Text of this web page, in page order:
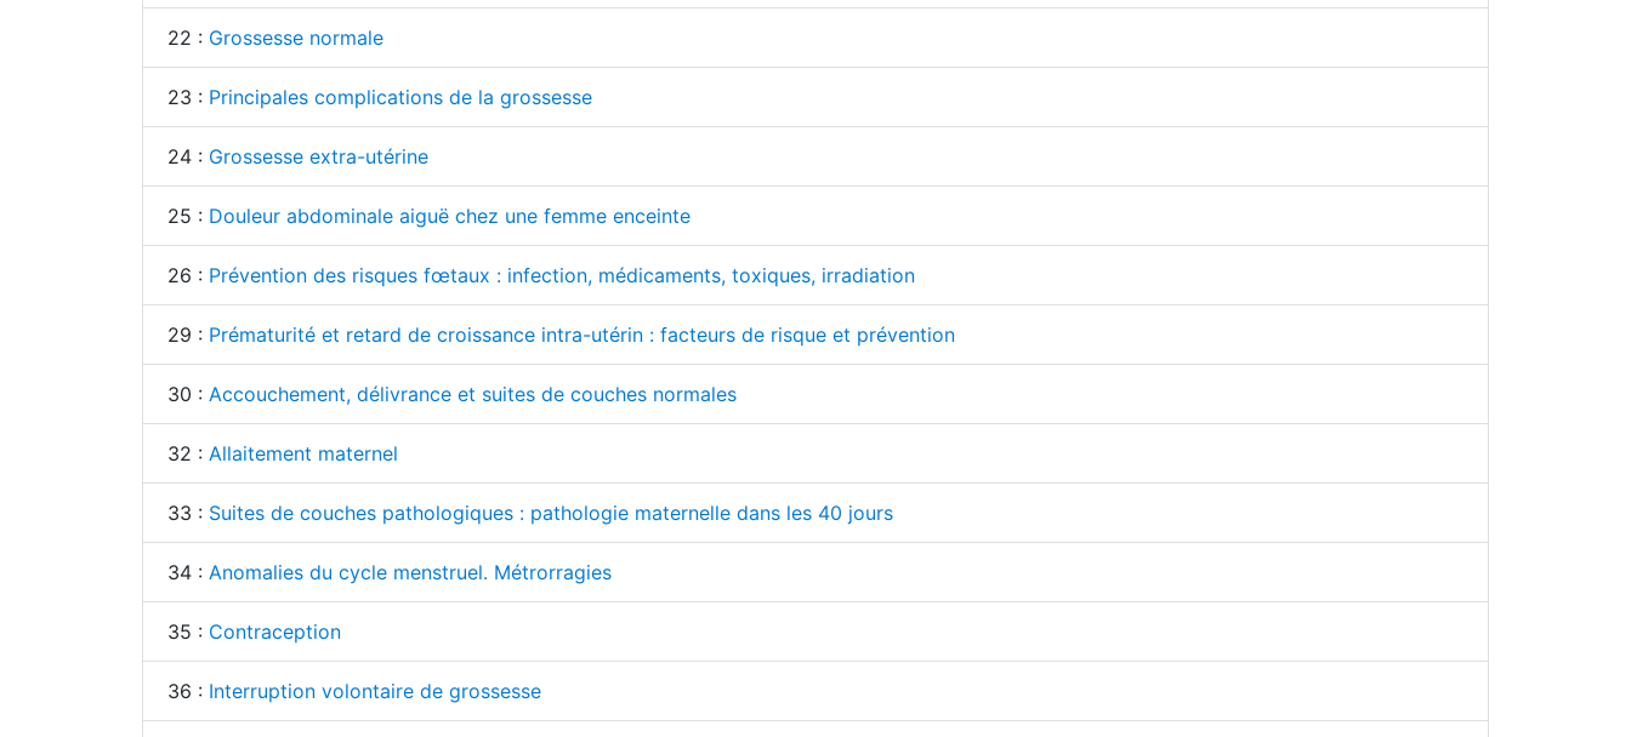
22 : Grossesse normale
23 : Principales complications de la grossesse
24 : Grossesse extra-utérine
25 : Douleur abdominale aiguë chez une femme enceinte
26 : Prévention des risques fœtaux : infection, médicaments, toxiques, irradiation
29 : Prématurité et retard de croissance intra-utérin : facteurs de risque et prévention
30 : Accouchement, délivrance et suites de couches normales
32 : Allaitement maternel
33 : Suites de couches pathologiques : pathologie maternelle dans les 40 jours
34 : Anomalies du cycle menstruel. Métrorragies
35 : Contraception
36 : Interruption volontaire de grossesse